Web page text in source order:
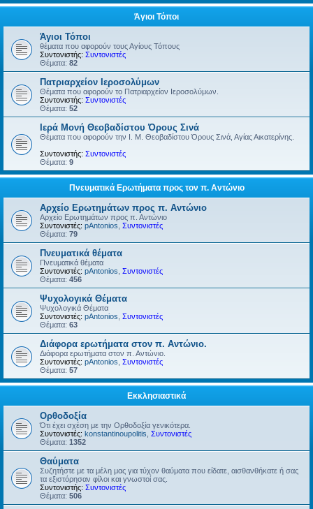
Άγιοι Τόποι
Άγιοι Τόποι
θέματα που αφορούν τους Αγίους Τόπους
Συντονιστής: Συντονιστές
Θέματα: 82
Πατριαρχείον Ιεροσολύμων
Θέματα που αφορούν το Πατριαρχείον Ιεροσολύμων.
Συντονιστής: Συντονιστές
Θέματα: 52
Ιερά Μονή Θεοβαδίστου Όρους Σινά
Θέματα που αφορούν την Ι. Μ. Θεοβαδίστου Όρους Σινά, Αγίας Αικατερίνης.
Συντονιστής: Συντονιστές
Θέματα: 9
Πνευματικά Ερωτήματα προς τον π. Αντώνιο
Αρχείο Ερωτημάτων προς π. Αντώνιο
Αρχείο Ερωτημάτων προς π. Αντώνιο
Συντονιστές: pAntonios Συντονιστές
Θέματα: 79
Πνευματικά θέματα
Πνευματικά θέματα
Συντονιστές: pAntonios Συντονιστές
Θέματα: 456
Ψυχολογικά Θέματα
Ψυχολογικά Θέματα
Συντονιστές: pAntonios Συντονιστές
Θέματα: 63
Διάφορα ερωτήματα στον π. Αντώνιο.
Διάφορα ερωτήματα στον π. Αντώνιο.
Συντονιστές: pAntonios Συντονιστές
Θέματα: 57
Εκκλησιαστικά
Ορθοδοξία
Ότι έχει σχέση με την Ορθοδοξία γενικότερα.
Συντονιστές: konstantinoupolitis Συντονιστές
Θέματα: 1352
Θαύματα
Συζητήστε με τα μέλη μας για τύχον θαύματα που είδατε, αισθανθήκατε ή σας
τα εξιστόρησαν φίλοι και γνωστοί σας.
Συντονιστής: Συντονιστές
Θέματα: 506